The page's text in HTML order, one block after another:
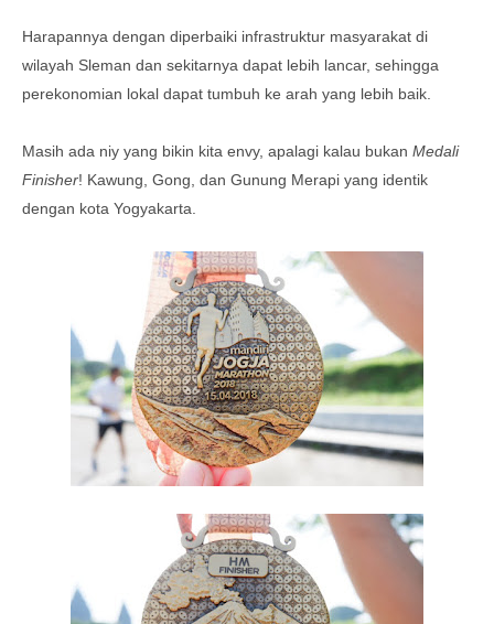
Harapannya dengan diperbaiki infrastruktur masyarakat di
wilayah Sleman dan sekitarnya dapat lebih lancar, sehingga
perekonomian lokal dapat tumbuh ke arah yang lebih baik.
Masih ada niy yang bikin kita envy, apalagi kalau bukan Medali
Finisher! Kawung, Gong, dan Gunung Merapi yang identik
dengan kota Yogyakarta.